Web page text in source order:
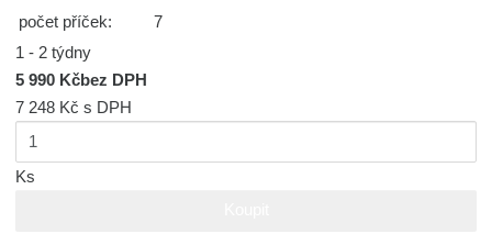
počet příček:
7
1 - 2 týdny
5 990 Kčbez DPH
7 248 Kčs DPH
Ks